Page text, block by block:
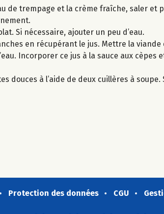
de trempage et la crème fraîche, saler et
Si nécessaire, ajouter un peu d’eau.
en récupérant le jus. Mettre la
Incorporer ce jus à la sauce aux cèpes
douces à l’aide de deux cuillères à soupe.
Protection des données CGU